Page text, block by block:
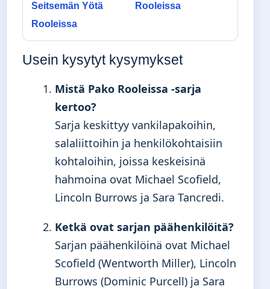
Seitsemän Yötä
Rooleissa
Rooleissa
Usein kysytyt kysymykset
Mistä Pako Rooleissa -sarja
kertoo?
Sarja keskittyy vankilapakoihin,
salaliittoihin ja henkilökohtaisiin
kohtaloihin, joissa keskeisinä
hahmoina ovat Michael Scofield,
Lincoln Burrows ja Sara Tancredi.
Ketkä ovat sarjan päähenkilöitä?
Sarjan päähenkilöinä ovat Michael
Scofield (Wentworth Miller), Lincoln
Burrows (Dominic Purcell) ja Sara